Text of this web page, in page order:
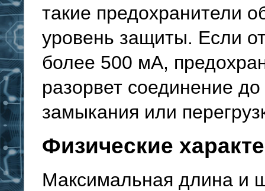
такие предохранители
уровень защиты. Если
более 500 мА,
разорвет соединение
замыкания или
Физические
Максимальная длина и